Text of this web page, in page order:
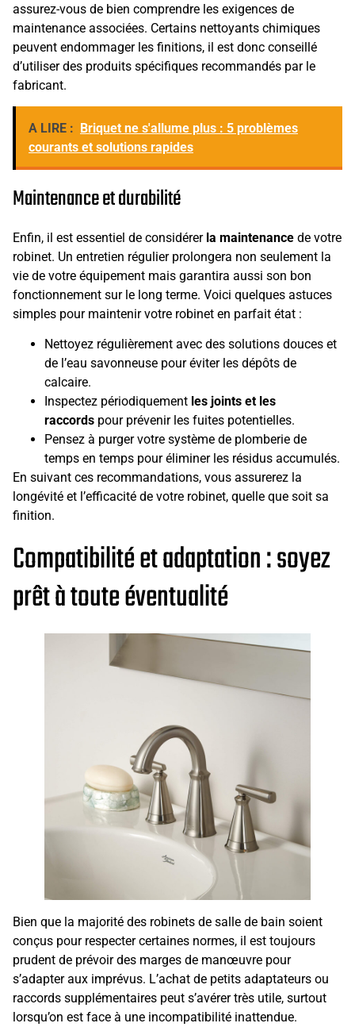
assurez-vous de bien comprendre les exigences de
maintenance associées. Certains nettoyants chimiques
peuvent endommager les finitions, il est donc conseillé
d’utiliser des produits spécifiques recommandés par le
fabricant.
A LIRE : Briquet ne s'allume plus : 5 problèmes
courants et solutions rapides
Maintenance et durabilité
Enfin, il est essentiel de considérer la maintenance de votre
robinet. Un entretien régulier prolongera non seulement la
vie de votre équipement mais garantira aussi son bon
fonctionnement sur le long terme. Voici quelques astuces
simples pour maintenir votre robinet en parfait état :
Nettoyez régulièrement avec des solutions douces et
de l’eau savonneuse pour éviter les dépôts de
calcaire.
Inspectez périodiquement les joints et les
raccords pour prévenir les fuites potentielles.
Pensez à purger votre système de plomberie de
temps en temps pour éliminer les résidus accumulés.
En suivant ces recommandations, vous assurerez la
longévité et l’efficacité de votre robinet, quelle que soit sa
finition.
Compatibilité et adaptation : soyez
prêt à toute éventualité
Bien que la majorité des robinets de salle de bain soient
conçus pour respecter certaines normes, il est toujours
prudent de prévoir des marges de manœuvre pour
s’adapter aux imprévus. L’achat de petits adaptateurs ou
raccords supplémentaires peut s’avérer très utile, surtout
lorsqu’on est face à une incompatibilité inattendue.